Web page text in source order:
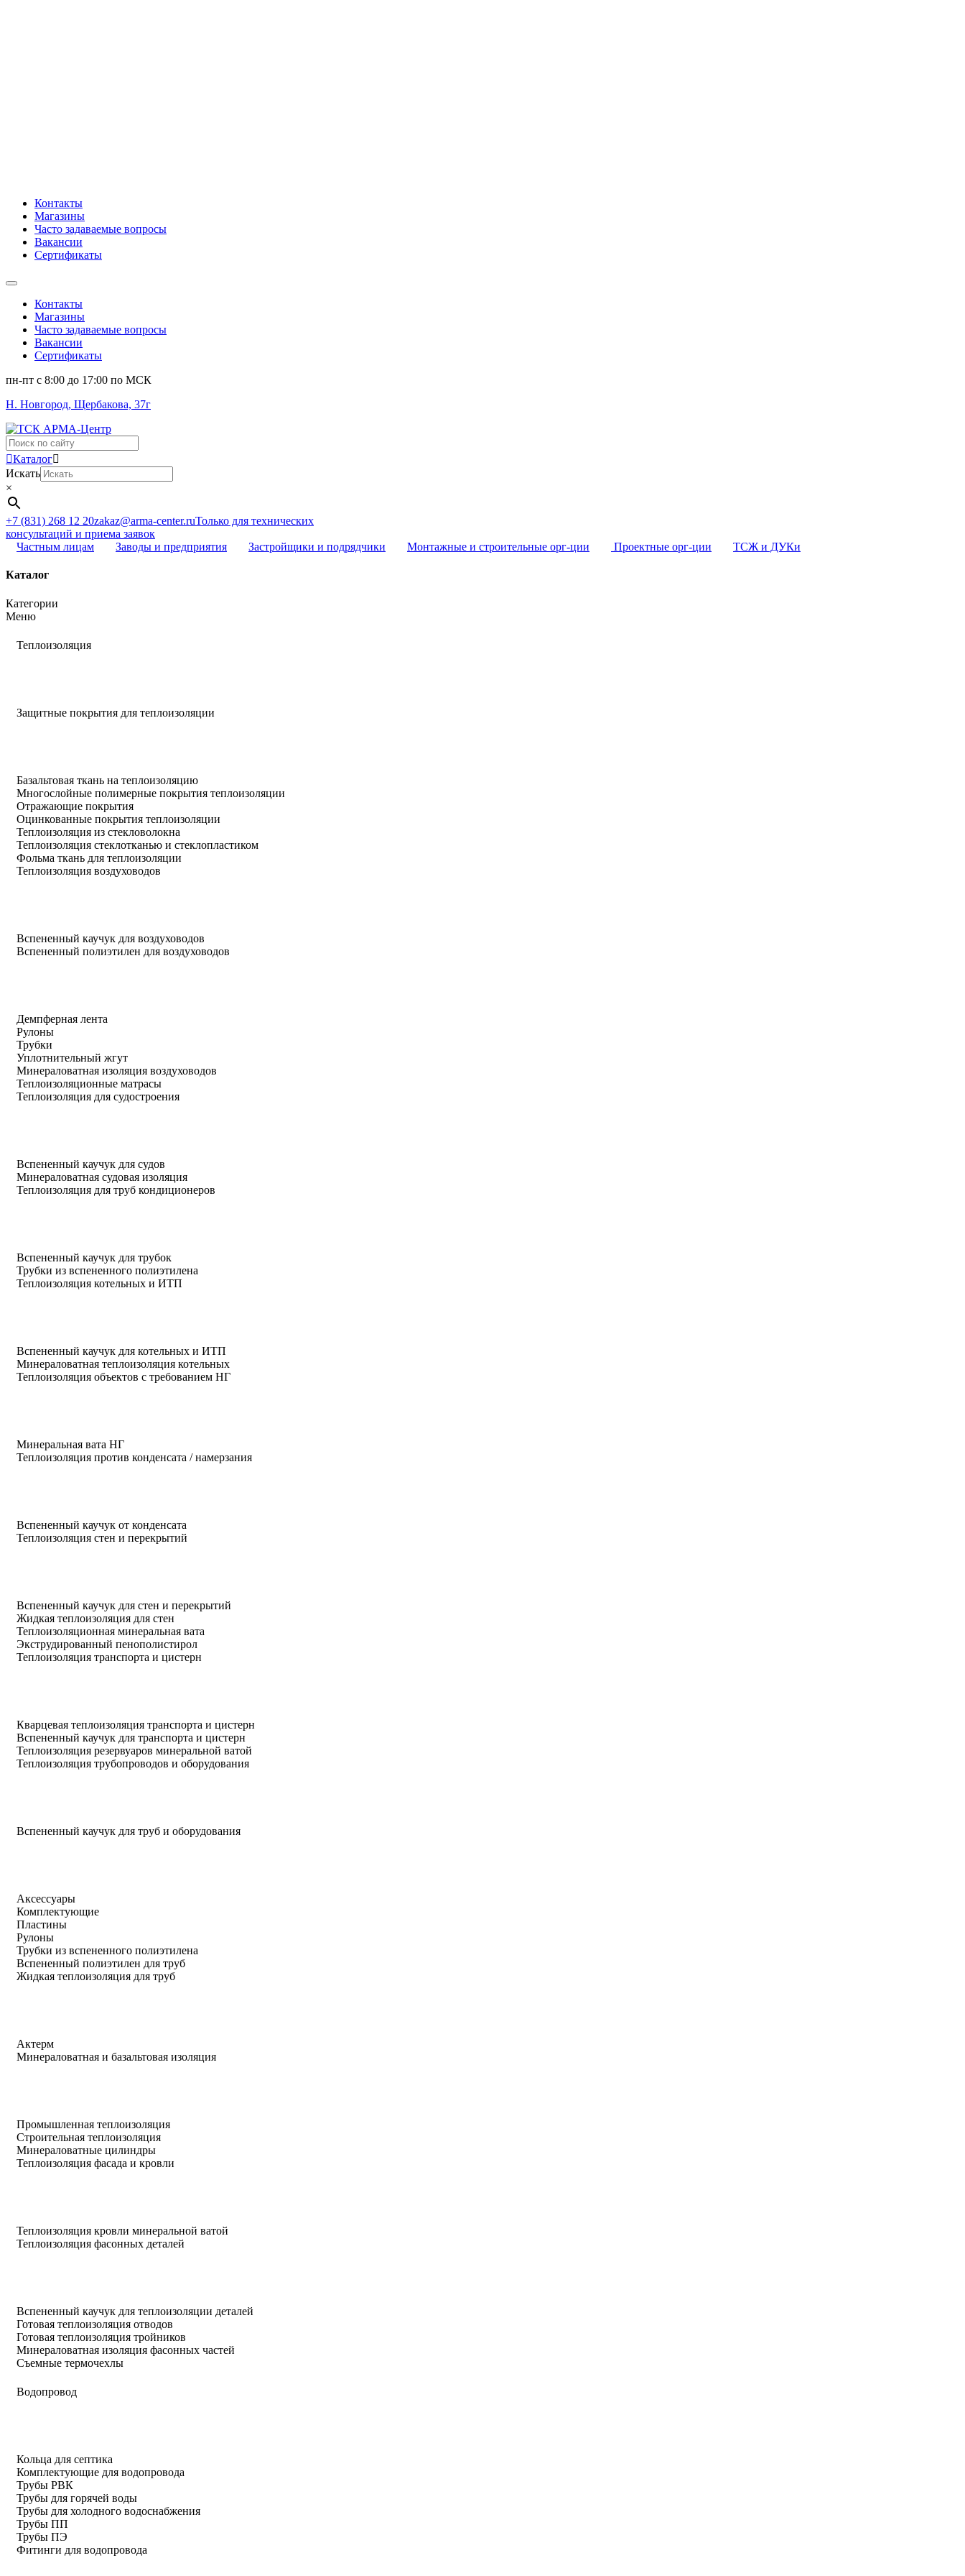
Контакты
Магазины
Часто задаваемые вопросы
Вакансии
Сертификаты
Контакты
Магазины
Часто задаваемые вопросы
Вакансии
Сертификаты
пн-пт c 8:00 до 17:00 по МСК
Н. Новгород, Щербакова, 37г
Поиск
...Каталог
Искать
×
+7 (831) 268 12 20zakaz@arma-center.ruТолько для технических
консультаций и приема заявок
Частным лицам
Заводы и предприятия Застройщики и подрядчики Монтажные и строительные орг-ции Проектные орг-ции ТСЖ и ДУКи
Каталог
Категории
Меню
Теплоизоляция
Защитные покрытия для теплоизоляции
Базальтовая ткань на теплоизоляцию
Многослойные полимерные покрытия теплоизоляции
Отражающие покрытия
Оцинкованные покрытия теплоизоляции
Теплоизоляция из стекловолокна
Теплоизоляция стеклотканью и стеклопластиком
Фольма ткань для теплоизоляции
Теплоизоляция воздуховодов
Вспененный каучук для воздуховодов
Вспененный полиэтилен для воздуховодов
Демпферная лента
Рулоны
Трубки
Уплотнительный жгут
Минераловатная изоляция воздуховодов
Теплоизоляционные матрасы
Теплоизоляция для судостроения
Вспененный каучук для судов
Минераловатная судовая изоляция
Теплоизоляция для труб кондиционеров
Вспененный каучук для трубок
Трубки из вспененного полиэтилена
Теплоизоляция котельных и ИТП
Вспененный каучук для котельных и ИТП
Минераловатная теплоизоляция котельных
Теплоизоляция объектов с требованием НГ
Минеральная вата НГ
Теплоизоляция против конденсата / намерзания
Вспененный каучук от конденсата
Теплоизоляция стен и перекрытий
Вспененный каучук для стен и перекрытий
Жидкая теплоизоляция для стен
Теплоизоляционная минеральная вата
Экструдированный пенополистирол
Теплоизоляция транспорта и цистерн
Кварцевая теплоизоляция транспорта и цистерн
Вспененный каучук для транспорта и цистерн
Теплоизоляция резервуаров минеральной ватой
Теплоизоляция трубопроводов и оборудования
Вспененный каучук для труб и оборудования
Аксессуары
Комплектующие
Пластины
Рулоны
Трубки из вспененного полиэтилена
Вспененный полиэтилен для труб
Жидкая теплоизоляция для труб
Актерм
Минераловатная и базальтовая изоляция
Промышленная теплоизоляция
Строительная теплоизоляция
Минераловатные цилиндры
Теплоизоляция фасада и кровли
Теплоизоляция кровли минеральной ватой
Теплоизоляция фасонных деталей
Вспененный каучук для теплоизоляции деталей
Готовая теплоизоляция отводов
Готовая теплоизоляция тройников
Минераловатная изоляция фасонных частей
Съемные термочехлы
Водопровод
Кольца для септика
Комплектующие для водопровода
Трубы РВК
Трубы для горячей воды
Трубы для холодного водоснабжения
Трубы ПП
Трубы ПЭ
Фитинги для водопровода